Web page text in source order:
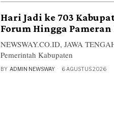
Hari Jadi ke 703
Forum Hingga
NEWSWAY.CO.ID, JAWA
Pemerintah Kabupaten
BY ADMIN NEWSWAY 6 AGUSTUS 2026